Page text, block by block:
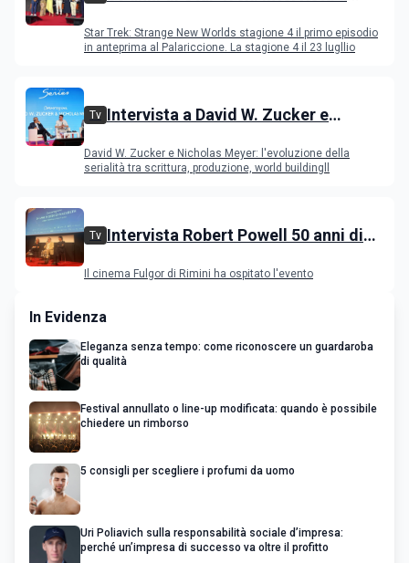
Romijn, Anson Mount
Star Trek: Strange New Worlds stagione 4 il primo episodio
in anteprima al Palariccione. La stagione 4 il 23 lugllio
Tv Intervista a David W. Zucker e
serialità internazionale
David W. Zucker e Nicholas Meyer: l'evoluzione della
serialità tra scrittura, produzione, world buildingll
Tv Intervista Robert Powell 50 anni di
pubblico
Il cinema Fulgor di Rimini ha ospitato l'evento
In Evidenza
Eleganza senza tempo: come riconoscere un guardaroba
di qualità
Festival annullato o line-up modificata: quando è possibile
chiedere un rimborso
5 consigli per scegliere i profumi da uomo
Uri Poliavich sulla responsabilità sociale d’impresa:
perché un’impresa di successo va oltre il profitto